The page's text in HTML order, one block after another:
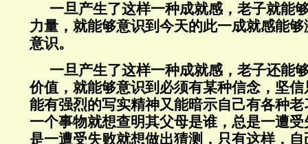
一旦产生了这样一种成就感，老子就能
力量，就能够意识到今天的此一成就感能
意识。
一旦产生了这样一种成就感，老子还能
价值，就能够意识到必须有某种信念，坚
能有强烈的写实精神又能暗示自己有各种
一个事物就想查明其父母是谁，总是一遭
是一遭受失败就想做出猜测，只有这样，